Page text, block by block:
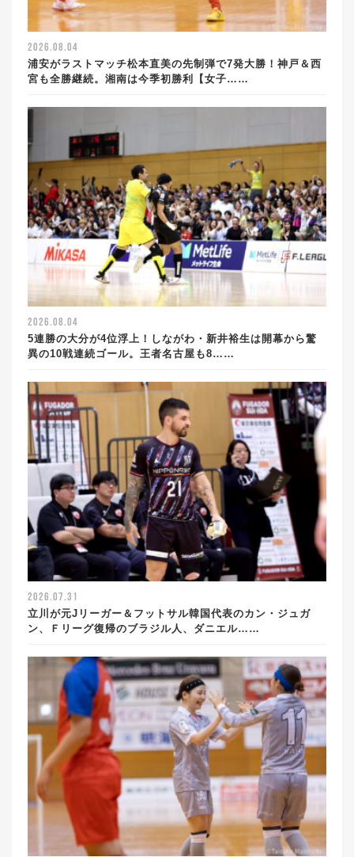
2026.08.04
浦安がラストマッチ松本直美の先制弾で7発大勝！神戸＆西
宮も全勝継続。湘南は今季初勝利【女子……
2026.08.04
5連勝の大分が4位浮上！しながわ・新井裕生は開幕から驚
異の10戦連続ゴール。王者名古屋も8……
2026.07.31
立川が元Jリーガー＆フットサル韓国代表のカン・ジュガ
ン、Ｆリーグ復帰のブラジル人、ダニエル……